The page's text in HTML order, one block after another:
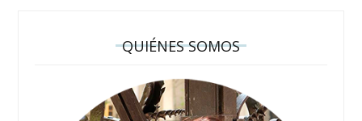
QUIÉNES SOMOS